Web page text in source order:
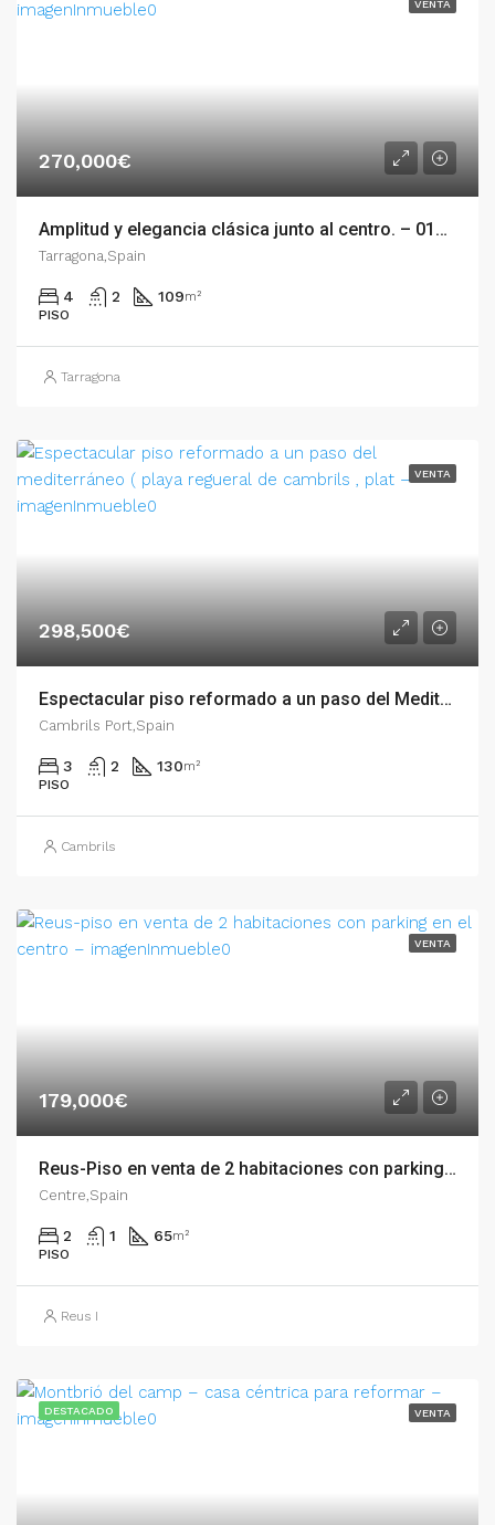
VENTA
270,000€
Amplitud y elegancia clásica junto al centro. – 011.02258
Tarragona,Spain
4 2 109m²
PISO
Tarragona
VENTA
298,500€
Espectacular piso reformado a un paso del Mediterráneo ( Playa Regueral de Cambrils , Plat – 007.01713
Cambrils Port,Spain
3 2 130m²
PISO
Cambrils
VENTA
179,000€
Reus-Piso en venta de 2 habitaciones con parking en el centro – 002.06240
Centre,Spain
2 1 65m²
PISO
Reus I
DESTACADO VENTA